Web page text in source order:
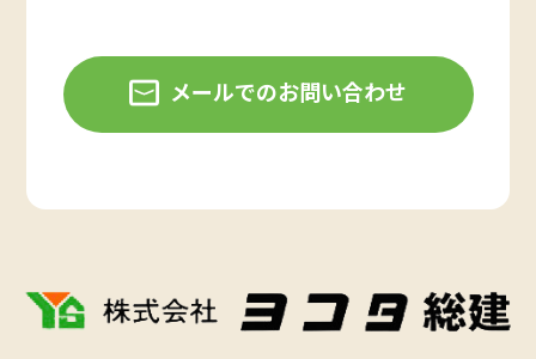
メールでのお問い合わせ